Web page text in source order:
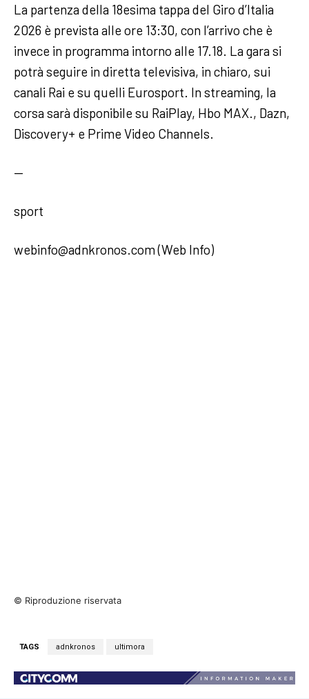
La partenza della 18esima tappa del Giro d’Italia
2026 è prevista alle ore 13:30, con l’arrivo che è
invece in programma intorno alle 17.18. La gara si
potrà seguire in diretta televisiva, in chiaro, sui
canali Rai e su quelli Eurosport. In streaming, la
corsa sarà disponibile su RaiPlay, Hbo MAX., Dazn,
Discovery+ e Prime Video Channels.
—
sport
webinfo@adnkronos.com (Web Info)
© Riproduzione riservata
TAGS adnkronos ultimora